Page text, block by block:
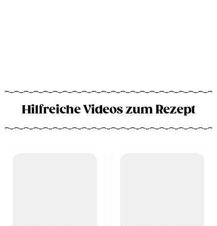
Hilfreiche Videos zum Rezept